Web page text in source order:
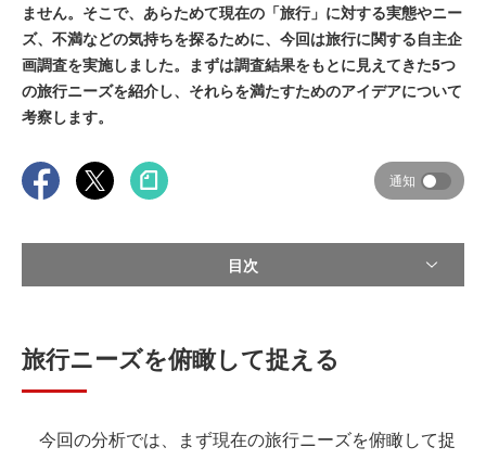
ません。そこで、あらためて現在の「旅行」に対する実態やニー
ズ、不満などの気持ちを探るために、今回は旅行に関する自主企
画調査を実施しました。まずは調査結果をもとに見えてきた5つ
の旅行ニーズを紹介し、それらを満たすためのアイデアについて
考察します。
通知
目次
旅行ニーズを俯瞰して捉える
今回の分析では、まず現在の旅行ニーズを俯瞰して捉